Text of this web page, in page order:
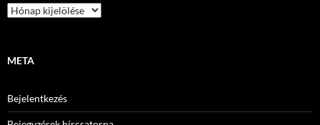
Archívum
META
Bejelentkezés